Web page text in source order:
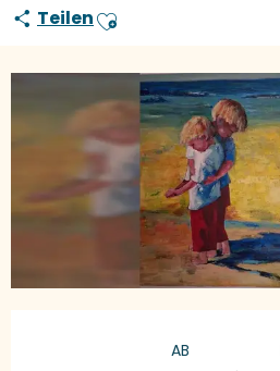
TeilenAjouter aux favoris
AB